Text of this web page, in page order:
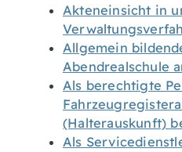
Akteneinsicht in
Allgemein
Abendrealschule
Als berechtigte
(Halterauskunft)
Als